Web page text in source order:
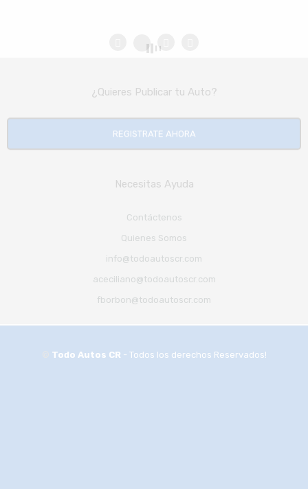
¿Quieres Publicar tu Auto?
REGISTRATE AHORA
Necesitas Ayuda
Contáctenos
Quienes Somos
info@todoautoscr.com
aceciliano@todoautoscr.com
fborbon@todoautoscr.com
Todo Autos CR - Todos los derechos Reservados!